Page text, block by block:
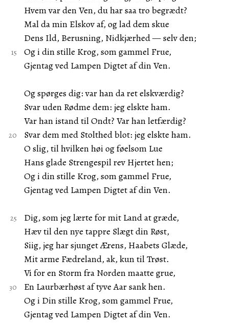
Hvem var den Ven, du har saa tro begrædt?
Mal da min Elskov af, og lad dem skue
Dens Ild, Berusning, Nidkjærhed — selv den;
Og i din stille Krog, som gammel Frue,
Gjentag ved Lampen Digtet af din Ven.
Og spørges dig: var han da ret elskværdig?
Svar uden Rødme dem: jeg elskte ham.
Var han istand til Ondt? Var han letfærdig?
Svar dem med Stolthed blot: jeg elskte ham.
O slig, til hvilken høi og føelsom Lue
Hans glade Strengespil rev Hjertet hen;
Og i din stille Krog, som gammel Frue,
Gjentag ved Lampen Digtet af din Ven.
Dig, som jeg lærte for mit Land at græde,
Hæv til den nye tappre Slægt din Røst,
Siig, jeg har sjunget Ærens, Haabets Glæde,
Mit arme Fædreland, ak, kun til Trøst.
Vi for en Storm fra Norden maatte grue,
En Laurbærhøst af tyve Aar sank hen.
Og i Din stille Krog, som gammel Frue,
Gjentag ved Lampen Digtet af din Ven.